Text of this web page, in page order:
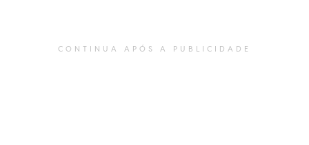
CONTINUA APÓS A PUBLICIDADE